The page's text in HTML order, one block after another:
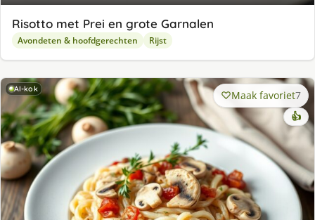
Risotto met Prei en grote Garnalen
Avondeten & hoofdgerechten Rijst
AI-kok Maak favoriet7
👍